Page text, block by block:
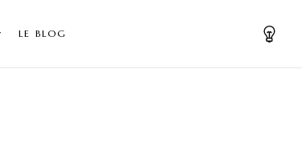
LE BLOG